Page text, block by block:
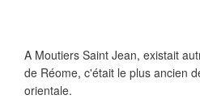
A Moutiers Saint Jean, existait
de Réome, c'était le plus ancien
orientale.